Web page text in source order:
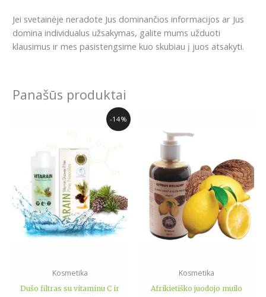
Jei svetainėje neradote Jus dominančios informacijos ar Jus
domina individualus užsakymas, galite mums užduoti
klausimus ir mes pasistengsime kuo skubiau į juos atsakyti.
Panašūs produktai
-14%
Kosmetika
Dušo filtras su vitaminu C ir
Current
price
Kosmetika
Afrikietiško juodojo muilo